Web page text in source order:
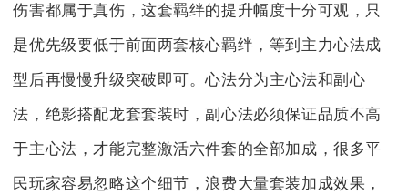
伤害都属于真伤，这套羁绊的提升幅度十分可观，只
是优先级要低于前面两套核心羁绊，等到主力心法成
型后再慢慢升级突破即可。心法分为主心法和副心
法，绝影搭配龙套套装时，副心法必须保证品质不高
于主心法，才能完整激活六件套的全部加成，很多平
民玩家容易忽略这个细节，浪费大量套装加成效果，